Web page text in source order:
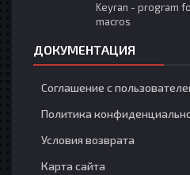
Keyran - program
macros
ДОКУМЕНТАЦИЯ
Соглашение с
Политика
Условия возврата
Карта сайта